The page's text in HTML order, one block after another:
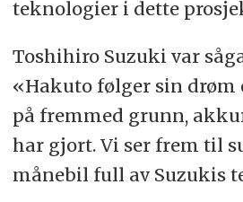
teknologier i dette
Toshihiro Suzuki var
«Hakuto følger sin drøm
på fremmed grunn,
har gjort. Vi ser frem til
månebil full av Suzukis